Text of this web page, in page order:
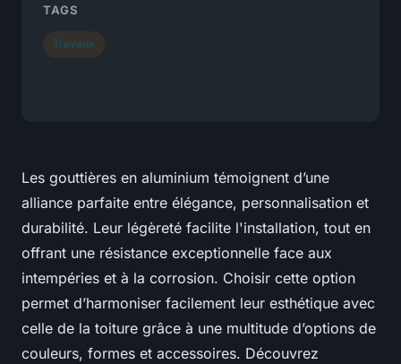
Les gouttières en aluminium témoignent d’une
alliance parfaite entre élégance, personnalisation et
durabilité. Leur légèreté facilite l'installation, tout en
offrant une résistance exceptionnelle face aux
intempéries et à la corrosion. Choisir cette option
permet d’harmoniser facilement leur esthétique avec
celle de la toiture grâce à une multitude d’options de
couleurs, formes et accessoires. Découvrez
TAGS
Travaux